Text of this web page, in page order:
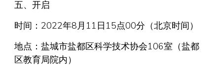
五、开启
时间：2022年8月11日15点00分（北京时间）
地点：盐城市盐都区科学技术协会106室（盐都
区教育局院内）